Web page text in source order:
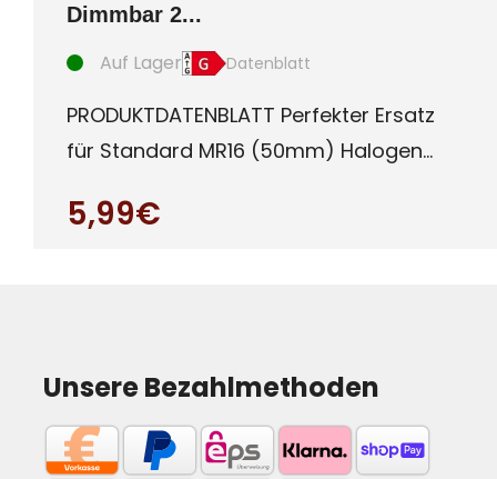
Dimmbar 2...
Auf Lager Datenblatt
PRODUKTDATENBLATT Perfekter Ersatz
für Standard MR16 (50mm) Halogen
5,99€
Unsere Bezahlmethoden